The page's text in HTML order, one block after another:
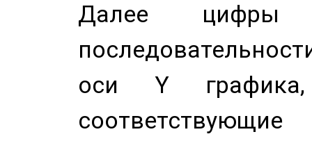
Далее цифры
оси Y